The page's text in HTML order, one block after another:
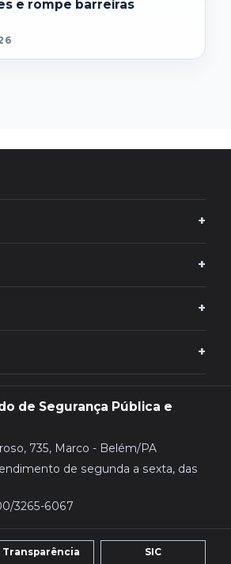
e rompe barreiras
de Segurança Pública e
735, Marco - Belém/PA
de segunda a sexta, das
3265-6067
Transparência SIC